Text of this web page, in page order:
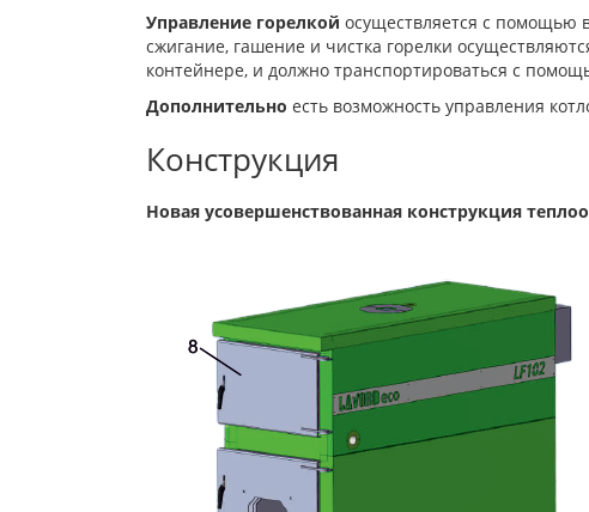
Управление горелкой осуществляется с помощью
сжигание, гашение и чистка горелки
контейнере, и должно транспортироваться с
Дополнительно есть возможность управления
Конструкция
Новая усовершенствованная конструкция